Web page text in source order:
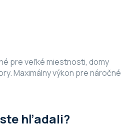
pre veľké miestnosti, domy
Maximálny výkon pre náročné
hľadali?